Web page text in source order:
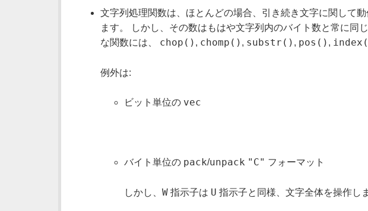
文字列処理関数は、ほとんどの場合、引き続き文字に関して
ます。 しかし、その数はもはや文字列内のバイト数と常に同
な関数には、 chop() , chomp() , substr() , pos() ,
例外は:
ビット単位の vec
バイト単位の pack/unpack "C" フォーマット
しかし、 W指示子は U 指示子と同様、文字全体を操作し